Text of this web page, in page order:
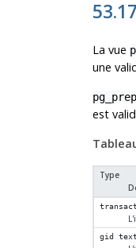
La vue
une
est
Type
gid text